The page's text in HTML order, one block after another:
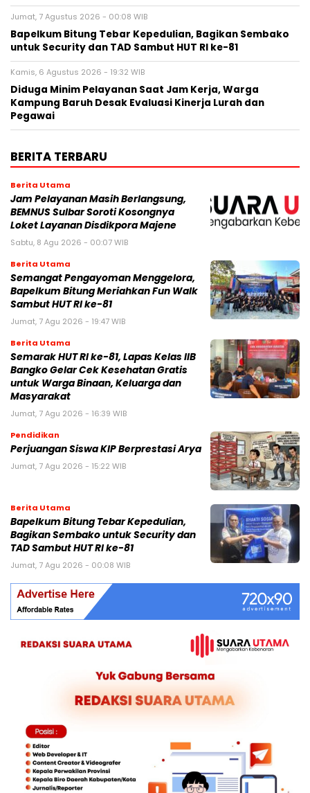
Jumat, 7 Agustus 2026 - 00:08 WIB
Bapelkum Bitung Tebar Kepedulian, Bagikan Sembako
untuk Security dan TAD Sambut HUT RI ke-81
Kamis, 6 Agustus 2026 - 19:32 WIB
Diduga Minim Pelayanan Saat Jam Kerja, Warga
Kampung Baruh Desak Evaluasi Kinerja Lurah dan
Pegawai
BERITA TERBARU
Berita Utama
Jam Pelayanan Masih Berlangsung,
BEMNUS Sulbar Soroti Kosongnya
Loket Layanan Disdikpora Majene
Sabtu, 8 Agu 2026 - 00:07 WIB
Berita Utama
Semangat Pengayoman Menggelora,
Bapelkum Bitung Meriahkan Fun Walk
Sambut HUT RI ke-81
Jumat, 7 Agu 2026 - 19:47 WIB
Berita Utama
Semarak HUT RI ke-81, Lapas Kelas IIB
Bangko Gelar Cek Kesehatan Gratis
untuk Warga Binaan, Keluarga dan
Masyarakat
Jumat, 7 Agu 2026 - 16:39 WIB
Pendidikan
Perjuangan Siswa KIP Berprestasi Arya
Jumat, 7 Agu 2026 - 15:22 WIB
Berita Utama
Bapelkum Bitung Tebar Kepedulian,
Bagikan Sembako untuk Security dan
TAD Sambut HUT RI ke-81
Jumat, 7 Agu 2026 - 00:08 WIB